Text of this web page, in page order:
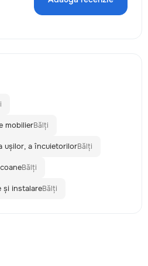
mobilierBălți
ușilor, a încuietorilorBălți
Bălți
și instalareBălți